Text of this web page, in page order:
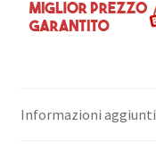
Informazioni